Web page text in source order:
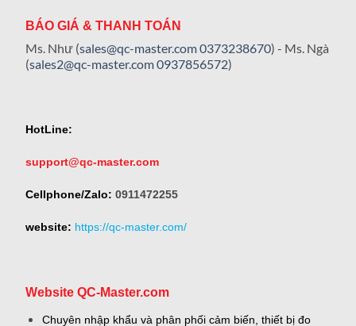
BÁO GIÁ & THANH TOÁN
Ms. Như (sales@qc-master.com0373238670) - Ms. Ngà
(sales2@qc-master.com0937856572)
HotLine:
support@qc-master.com
Cellphone/Zalo: 0911472255
website: https://qc-master.com/
Website QC-Master.com
Chuyên nhập khẩu và phân phối cảm biến, thiết bị đo